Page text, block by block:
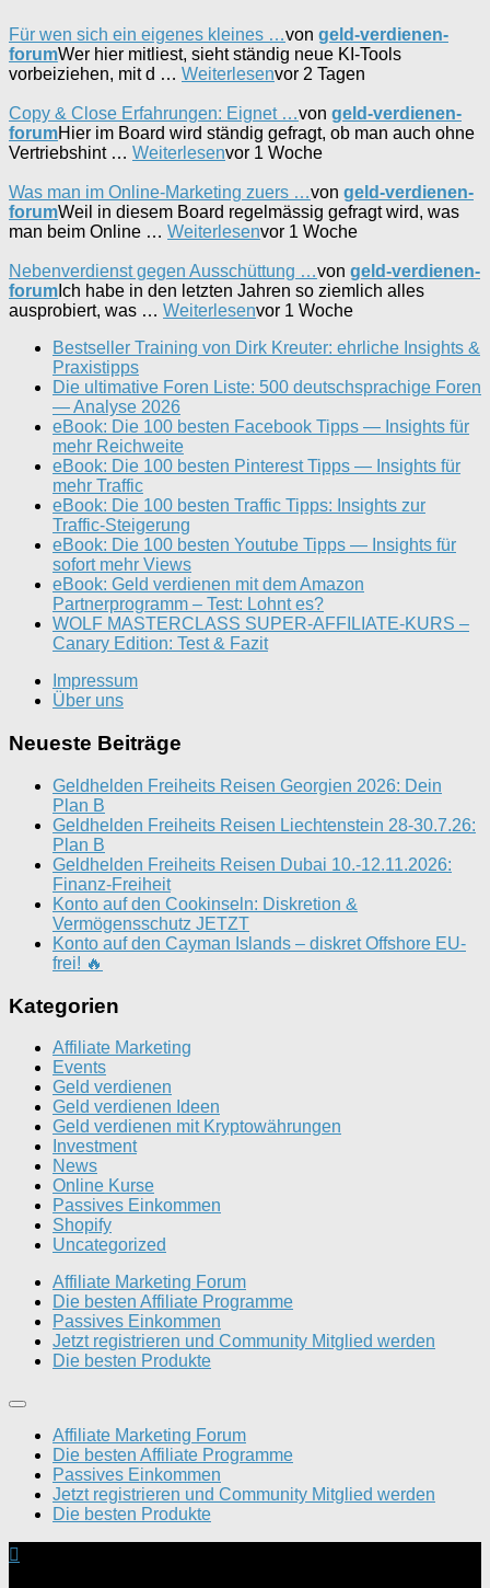
Für wen sich ein eigenes kleines …von geld-verdienen-
forumWer hier mitliest, sieht ständig neue KI-Tools
vorbeiziehen, mit d … Weiterlesenvor 2 Tagen
Copy & Close Erfahrungen: Eignet …von geld-verdienen-
forumHier im Board wird ständig gefragt, ob man auch ohne
Vertriebshint … Weiterlesenvor 1 Woche
Was man im Online-Marketing zuers …von geld-verdienen-
forumWeil in diesem Board regelmässig gefragt wird, was
man beim Online … Weiterlesenvor 1 Woche
Nebenverdienst gegen Ausschüttung …von geld-verdienen-
forum Ich habe in den letzten Jahren so ziemlich alles
ausprobiert, was … Weiterlesenvor 1 Woche
Bestseller Training von Dirk Kreuter: ehrliche Insights &
Praxistipps
Die ultimative Foren Liste: 500 deutschsprachige Foren
— Analyse 2026
eBook: Die 100 besten Facebook Tipps — Insights für
mehr Reichweite
eBook: Die 100 besten Pinterest Tipps — Insights für
mehr Traffic
eBook: Die 100 besten Traffic Tipps: Insights zur
Traffic-Steigerung
eBook: Die 100 besten Youtube Tipps — Insights für
sofort mehr Views
eBook: Geld verdienen mit dem Amazon
Partnerprogramm – Test: Lohnt es?
WOLF MASTERCLASS SUPER-AFFILIATE-KURS –
Canary Edition: Test & Fazit
Impressum
Über uns
Neueste Beiträge
Geldhelden Freiheits Reisen Georgien 2026: Dein
Plan B
Geldhelden Freiheits Reisen Liechtenstein 28-30.7.26:
Plan B
Geldhelden Freiheits Reisen Dubai 10.-12.11.2026:
Finanz-Freiheit
Konto auf den Cookinseln: Diskretion &
Vermögensschutz JETZT
Konto auf den Cayman Islands – diskret Offshore EU-
frei! 🔥
Kategorien
Affiliate Marketing
Events
Geld verdienen
Geld verdienen Ideen
Geld verdienen mit Kryptowährungen
Investment
News
Online Kurse
Passives Einkommen
Shopify
Uncategorized
Affiliate Marketing Forum
Die besten Affiliate Programme
Passives Einkommen
Jetzt registrieren und Community Mitglied werden
Die besten Produkte
Affiliate Marketing Forum
Die besten Affiliate Programme
Passives Einkommen
Jetzt registrieren und Community Mitglied werden
Die besten Produkte